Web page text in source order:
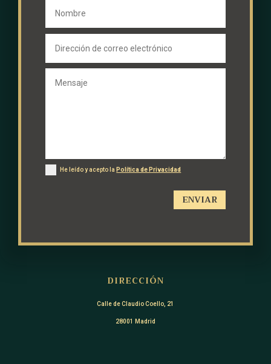
He leído y acepto la Política de Privacidad
ENVIAR
DIRECCIÓN
Calle de Claudio Coello, 21
28001 Madrid